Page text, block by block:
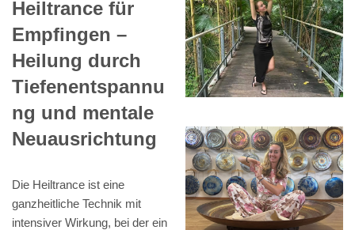
Heiltrance für
Empfingen –
Heilung durch
Tiefenentspannu
ng und mentale
Neuausrichtung
Die Heiltrance ist eine
ganzheitliche Technik mit
intensiver Wirkung, bei der ein